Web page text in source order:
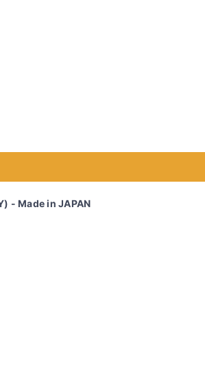
- Made in JAPAN